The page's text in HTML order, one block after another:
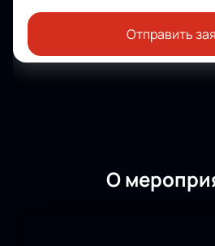
Отправить
О